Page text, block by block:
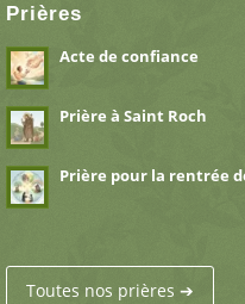
Prières
Acte de confiance
Prière à Saint Roch
Prière pour la rentrée
Toutes nos prières ➔